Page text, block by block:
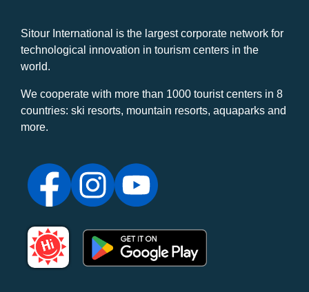
Sitour International is the largest corporate network for
technological innovation in tourism centers in the
world.
We cooperate with more than 1000 tourist centers in 8
countries: ski resorts, mountain resorts, aquaparks and
more.